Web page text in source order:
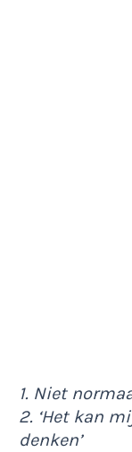
1. Niet
2. ‘Het kan
denken’